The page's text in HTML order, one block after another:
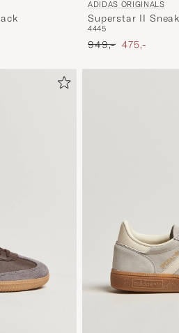
ADIDAS ORIGINALS
Superstar II
4445
Ordinary pris
949,- Nedsat pris
475,-